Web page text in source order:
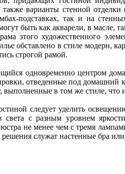
варианты стенной
подставках, так и на
быть как акварели, в масле,
этого художественного
обставлено в стиле модерн,
строгой рамой.
одновременно центром
отведенные под домашний
выполненные в том же стиле,
следует уделить
света с разным уровнем
не менее чем с тремя
решения служат настенные бра